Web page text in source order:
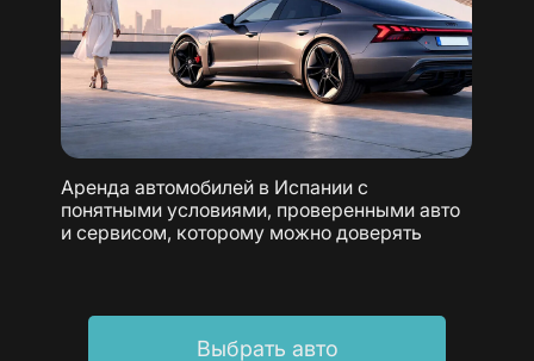
Аренда автомобилей в Испании с
понятными условиями, проверенными авто
и сервисом, которому можно доверять
Выбрать авто